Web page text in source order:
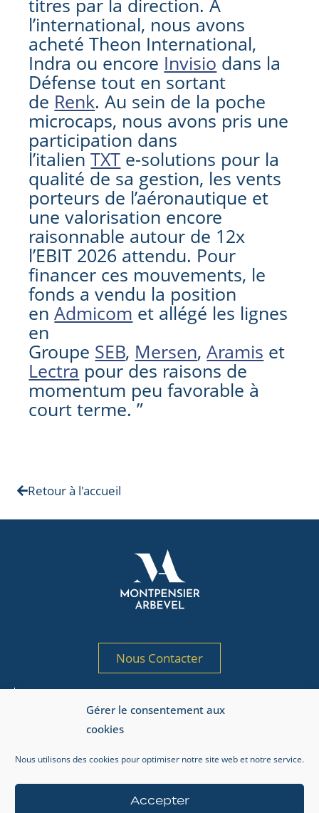
Gérer le consentement aux
cookies
Nous utilisons des cookies pour optimiser notre site web et notre service.
Accepter
titres par la direction. A
l’international, nous avons
acheté Theon International,
Indra ou encore Invisio dans la
Défense tout en sortant
de Renk. Au sein de la poche
microcaps, nous avons pris une
participation dans
l’italienTXT e-solutions pour la
qualité de sa gestion, les vents
porteurs de l’aéronautique et
une valorisation encore
raisonnable autour de 12x
l’EBIT 2026 attendu. Pour
financer ces mouvements, le
fonds a vendu la position
enAdmicom et allégé les lignes
en
Groupe SEB, Mersen,Aramis et
Lectra pour des raisons de
momentum peu favorable à
court terme. ”
Retour à l'accueil
Nous Contacter
par l’AMF sous le n° GP 97-125
Adresse AMF : 17, place de la Bourse, 75002 Paris.